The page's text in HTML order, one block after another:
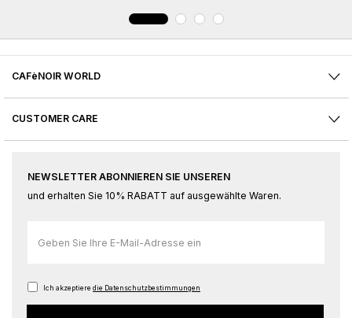
CAFèNOIR WORLD
CUSTOMER CARE
NEWSLETTER ABONNIEREN SIE UNSEREN
und erhalten Sie 10% RABATT auf ausgewählte Waren.
für
unseren
Ich akzeptiere die Datenschutzbestimmungen